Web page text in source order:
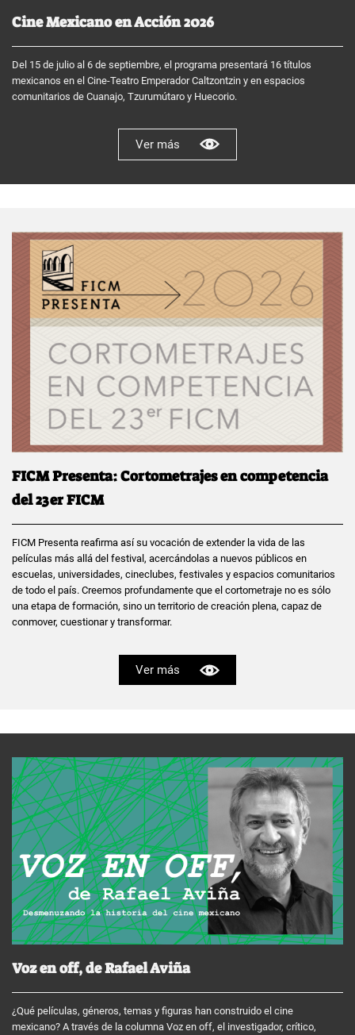
Cine Mexicano en Acción 2026
Del 15 de julio al 6 de septiembre, el programa presentará 16 títulos
mexicanos en el Cine-Teatro Emperador Caltzontzin y en espacios
comunitarios de Cuanajo, Tzurumútaro y Huecorio.
Ver más
FICM Presenta: Cortometrajes en competencia
del 23er FICM
FICM Presenta reafirma así su vocación de extender la vida de las
películas más allá del festival, acercándolas a nuevos públicos en
escuelas, universidades, cineclubes, festivales y espacios comunitarios
de todo el país. Creemos profundamente que el cortometraje no es sólo
una etapa de formación, sino un territorio de creación plena, capaz de
conmover, cuestionar y transformar.
Ver más
Voz en off, de Rafael Aviña
¿Qué películas, géneros, temas y figuras han construido el cine
mexicano? A través de la columna Voz en off, el investigador, crítico,